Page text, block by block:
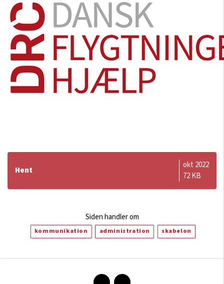
Hent
okt 2022
72 KB
Siden handler om
kommunikation administration skabelon